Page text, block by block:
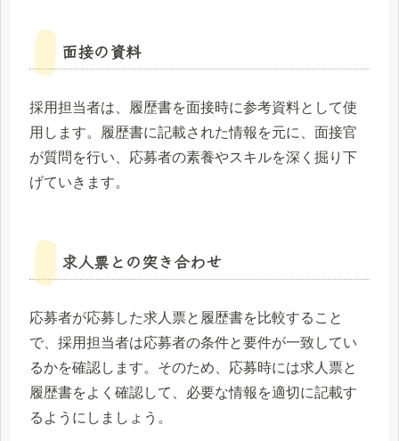
面接の資料
採用担当者は、履歴書を面接時に参考資料として使
用します。履歴書に記載された情報を元に、面接官
が質問を行い、応募者の素養やスキルを深く掘り下
げていきます。
求人票との突き合わせ
応募者が応募した求人票と履歴書を比較すること
で、採用担当者は応募者の条件と要件が一致してい
るかを確認します。そのため、応募時には求人票と
履歴書をよく確認して、必要な情報を適切に記載す
るようにしましょう。